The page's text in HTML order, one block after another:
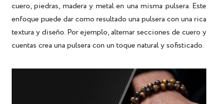
cuero, piedras, madera y metal en una misma pulsera. Este
enfoque puede dar como resultado una pulsera con una rica
textura y diseño. Por ejemplo, alternar secciones de cuero y
cuentas crea una pulsera con un toque natural y sofisticado.